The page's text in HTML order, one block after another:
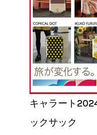
キャラート
ックサック